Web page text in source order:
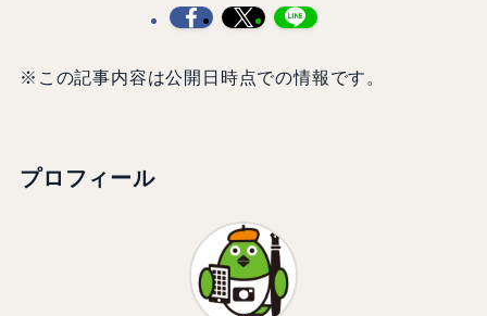
※この記事内容は公開日時点での情報です。
プロフィール